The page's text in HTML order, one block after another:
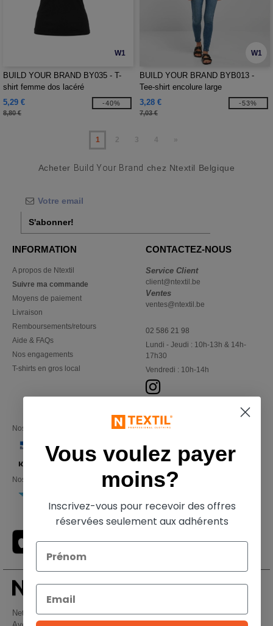
W1
BUILD YOUR BRAND BY035 - T-
shirt femme dos lacéré
5,29 €
8,80 €
-40%
W1
BUILD YOUR BRAND BYB013 -
Tee-shirt encolure large
3,28 €
7,03 €
-53%
1 2 3 4 »
Acheter Build Your Brand chez Ntextil Belgique
S'abonner!
INFORMATION
A propos de Ntextil
Suivre ma commande
Moyens de paiement
Livraison
Remboursements/retours
Aide & FAQs
Nos engagements
T-shirts en gros local
CONTACTEZ-NOUS
Service Client
client@ntextil.be
Ventes
ventes@ntextil.be
02 586 21 98
Lundi - Jeudi : 10h-13h & 14h-
17h30
Vendredi : 10h-14h
Nos partenaires financiers
Nos transporteurs
Netenders Belgium SRL
Vous voulez payer
moins?
Inscrivez-vous pour recevoir des offres
réservées seulement aux adhérents